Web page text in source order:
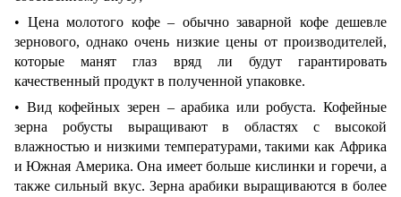
• Цена молотого кофе – обычно заварной кофе дешевле
зернового, однако очень низкие цены от производителей,
которые манят глаз вряд ли будут гарантировать
качественный продукт в полученной упаковке.
• Вид кофейных зерен – арабика или робуста. Кофейные
зерна робусты выращивают в областях с высокой
влажностью и низкими температурами, такими как Африка
и Южная Америка. Она имеет больше кислинки и горечи, а
также сильный вкус. Зерна арабики выращиваются в более